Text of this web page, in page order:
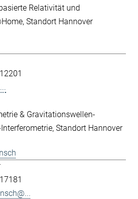
Relativität und
Standort Hannover
& Gravitationswellen-
Standort Hannover